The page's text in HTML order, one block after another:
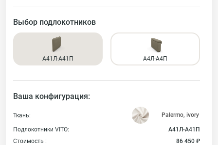
Выбор подлокотников
А41Л-А41П А4Л-А4П
Ваша конфигурация:
Ткань:
Подлокотники VITO:
А41Л-А41П
Стоимость :
86 450 ₽